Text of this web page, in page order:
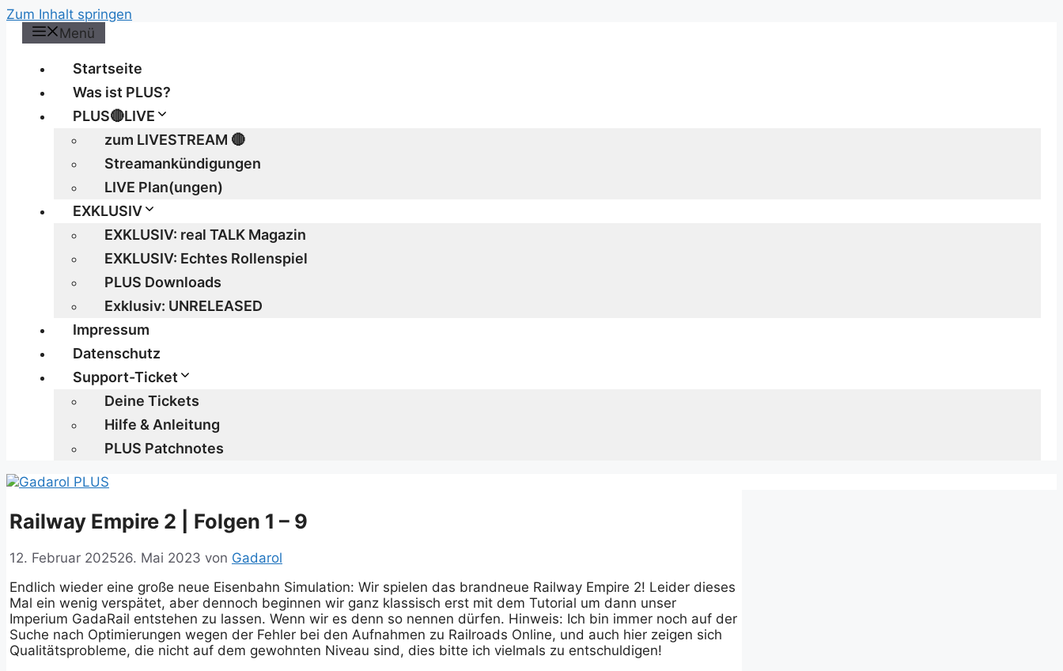
Zum Inhalt springen
Menü
Startseite
Was ist PLUS?
PLUS🔴LIVE
zum LIVESTREAM 🔴
Streamankündigungen
LIVE Plan(ungen)
EXKLUSIV
EXKLUSIV: real TALK Magazin
EXKLUSIV: Echtes Rollenspiel
PLUS Downloads
Exklusiv: UNRELEASED
Impressum
Datenschutz
Support-Ticket
Deine Tickets
Hilfe & Anleitung
PLUS Patchnotes
Railway Empire 2 | Folgen 1 – 9
12. Februar 202526. Mai 2023 von Gadarol
Endlich wieder eine große neue Eisenbahn Simulation: Wir spielen das brandneue Railway Empire 2! Leider dieses
Mal ein wenig verspätet, aber dennoch beginnen wir ganz klassisch erst mit dem Tutorial um dann unser
Imperium GadaRail entstehen zu lassen. Wenn wir es denn so nennen dürfen. Hinweis: Ich bin immer noch auf der
Suche nach Optimierungen wegen der Fehler bei den Aufnahmen zu Railroads Online, und auch hier zeigen sich
Qualitätsprobleme, die nicht auf dem gewohnten Niveau sind, dies bitte ich vielmals zu entschuldigen!